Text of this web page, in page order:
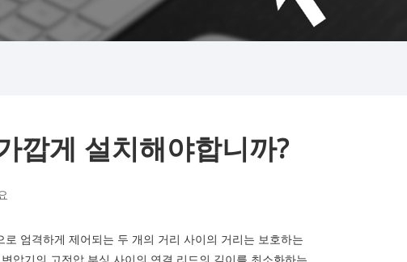
깝게 설치해야합니까?
엄격하게 제어되는 두 개의 거리 사이의 거리는 보호하는